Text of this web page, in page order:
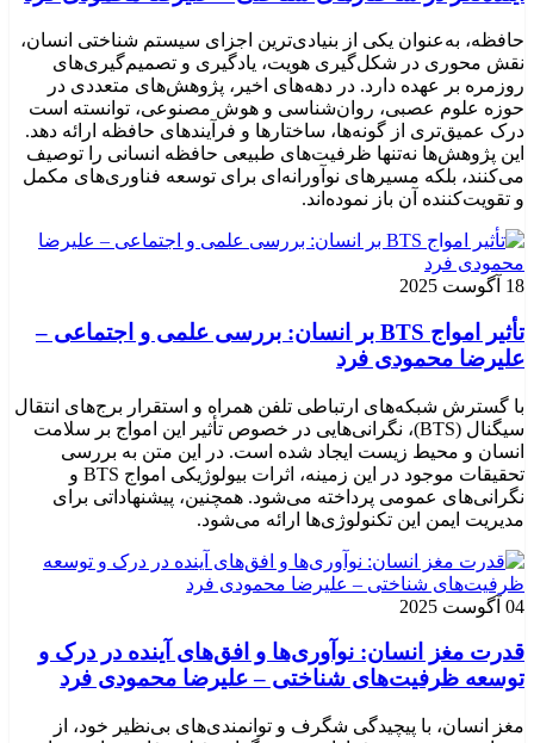
حافظه، به‌عنوان یکی از بنیادی‌ترین اجزای سیستم شناختی انسان،
نقش محوری در شکل‌گیری هویت، یادگیری و تصمیم‌گیری‌های
روزمره بر عهده دارد. در دهه‌های اخیر، پژوهش‌های متعددی در
حوزه علوم عصبی، روان‌شناسی و هوش مصنوعی، توانسته‌ است
درک عمیق‌تری از گونه‌ها، ساختارها و فرآیندهای حافظه ارائه دهد.
این پژوهش‌ها نه‌تنها ظرفیت‌های طبیعی حافظه انسانی را توصیف
می‌کنند، بلکه مسیرهای نوآورانه‌ای برای توسعه فناوری‌های مکمل
و تقویت‌کننده آن باز نموده‌اند.
18 آگوست 2025
تأثیر امواج BTS بر انسان: بررسی علمی و اجتماعی –
علیرضا محمودی فرد
با گسترش شبکه‌های ارتباطی تلفن همراه و استقرار برج‌های انتقال
سیگنال (BTS)، نگرانی‌هایی در خصوص تأثیر این امواج بر سلامت
انسان و محیط زیست ایجاد شده است. در این متن به بررسی
تحقیقات موجود در این زمینه، اثرات بیولوژیکی امواج BTS و
نگرانی‌های عمومی پرداخته می‌شود. همچنین، پیشنهاداتی برای
مدیریت ایمن این تکنولوژی‌ها ارائه می‌شود.
04 آگوست 2025
قدرت مغز انسان: نوآوری‌ها و افق‌های آینده در درک و
توسعه ظرفیت‌های شناختی – علیرضا محمودی فرد
مغز انسان، با پیچیدگی شگرف و توانمندی‌های بی‌نظیر خود، از